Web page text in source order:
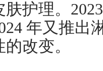
护理。
年又推出
改变。